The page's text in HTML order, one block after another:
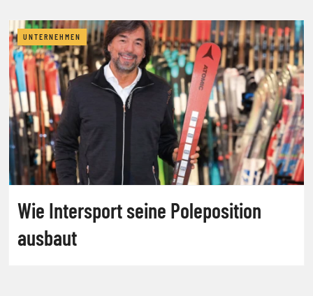
UNTERNEHMEN
Wie Intersport seine Poleposition
ausbaut